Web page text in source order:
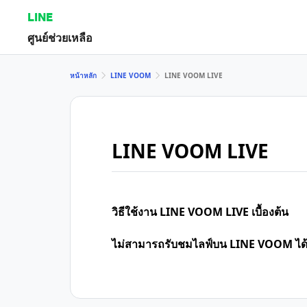
LINE
ศูนย์ช่วยเหลือ
หน้าหลัก LINE VOOM LINE VOOM LIVE
LINE VOOM LIVE
วิธีใช้งาน LINE VOOM LIVE เบื้องต้น
ไม่สามารถรับชมไลฟ์บน LINE VOOM ได้